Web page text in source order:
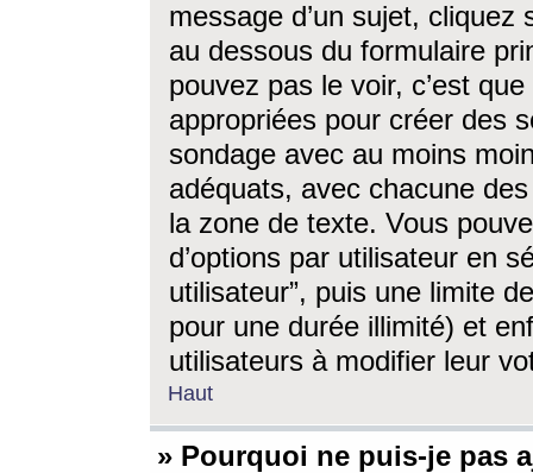
message d’un sujet, cliquez
au dessous du formulaire
pouvez pas le voir, c’est
appropriées pour créer des
sondage avec au moins
adéquats, avec chacune
la zone de texte. Vous
d’options par utilisateur en
utilisateur”, puis une limite
pour une durée illimité) et
utilisateurs à modifier leur
Haut
» Pourquoi ne puis-je pas